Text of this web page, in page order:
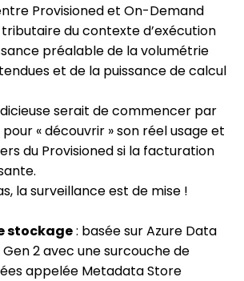
Provisioned et On-Demand
tributaire du contexte d’exécution
préalable de la volumétrie
et de la puissance de calcul
serait de commencer par
« découvrir » son réel usage et
du Provisioned si la facturation
la surveillance est de mise !
stockage: basée sur Azure Data
Gen 2 avec une surcouche de
appelée Metadata Store